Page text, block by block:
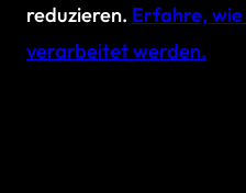
reduzieren. Erfahre,
verarbeitet werden.